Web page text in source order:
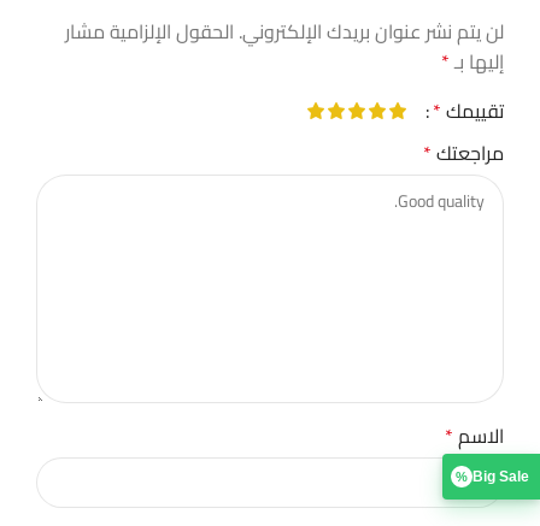
لن يتم نشر عنوان بريدك الإلكتروني. الحقول الإلزامية مشار
إليها بـ*
تقييمك*
مراجعتك*
الاسم*
% Big Sale